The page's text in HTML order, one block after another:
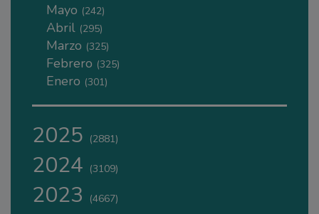
Mayo (242)
Abril (295)
Marzo (325)
Febrero (325)
Enero (301)
2025 (2881)
2024 (3109)
2023 (4667)